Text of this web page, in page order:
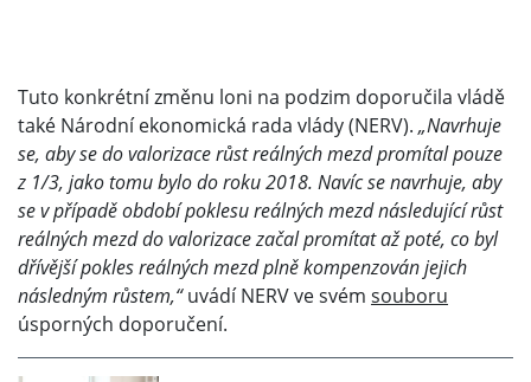
Tuto konkrétní změnu loni na podzim doporučila vládě
také Národní ekonomická rada vlády (NERV). „Navrhuje
se, aby se do valorizace růst reálných mezd promítal pouze
z 1/3, jako tomu bylo do roku 2018. Navíc se navrhuje, aby
se v případě období poklesu reálných mezd následující růst
reálných mezd do valorizace začal promítat až poté, co byl
dřívější pokles reálných mezd plně kompenzován jejich
následným růstem,“uvádí NERV ve svém souboru
úsporných doporučení.